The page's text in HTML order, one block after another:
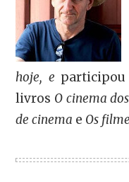
hoje, e participou
livros O cinema
de cinema e Os